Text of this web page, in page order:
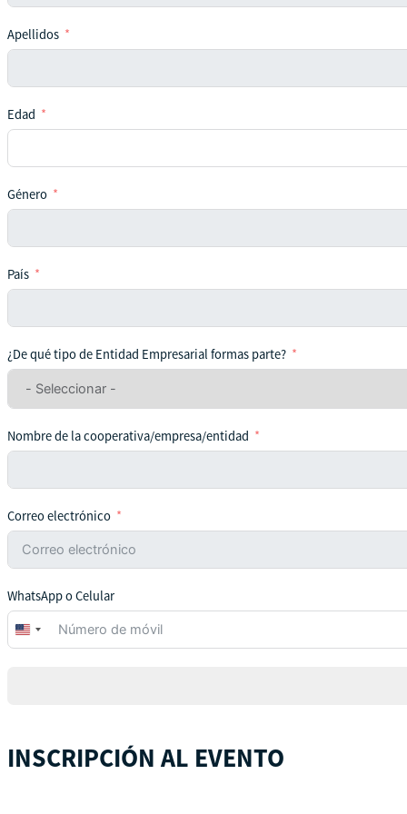
Apellidos
Edad
Género
País
¿De qué tipo de Entidad Empresarial formas parte?
Nombre de la cooperativa/empresa/entidad
Correo electrónico
WhatsApp o Celular
United
States
INSCRIPCIÓN AL EVENTO